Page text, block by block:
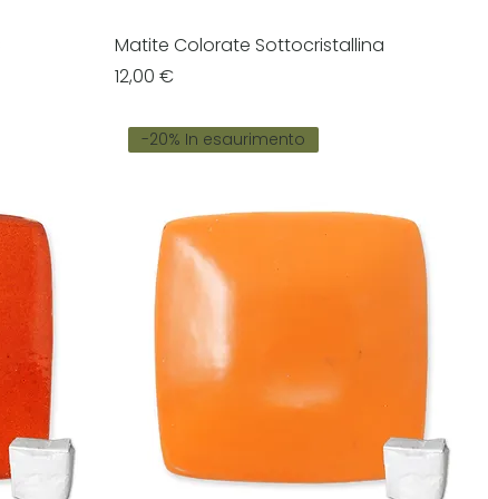
Matite Colorate Sottocristallina
Prezzo
12,00 €
-20% In esaurimento